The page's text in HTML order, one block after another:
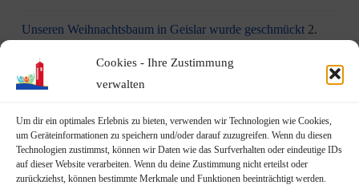
Cookies - Ihre Zustimmung
verwalten
Um dir ein optimales Erlebnis zu bieten, verwenden wir Technologien wie Cookies,
um Geräteinformationen zu speichern und/oder darauf zuzugreifen. Wenn du diesen
Technologien zustimmst, können wir Daten wie das Surfverhalten oder eindeutige IDs
auf dieser Website verarbeiten. Wenn du deine Zustimmung nicht erteilst oder
zurückziehst, können bestimmte Merkmale und Funktionen beeinträchtigt werden.
Unseren Weihnachtsbaum in Geislar wurde geschmückt 2.
Aktion am 1. Dezember: Kinder schmücken unseren
Eindrücke vom Martinszug 2023 18. November 2023
„Hubertusklause“ öffnet (endlich) wieder 12. November 2023